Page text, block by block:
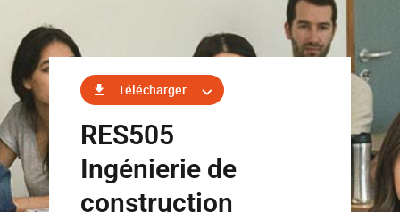
Télécharger
RES505
Ingénierie de
construction